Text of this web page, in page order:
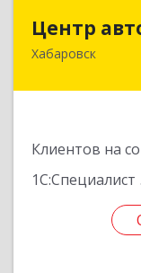
Центр
Хабаровск
Клиентов на
1С:Специалист
Центр
680030,